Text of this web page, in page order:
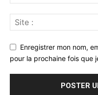
Enregistrer mon nom,
pour la prochaine fois que